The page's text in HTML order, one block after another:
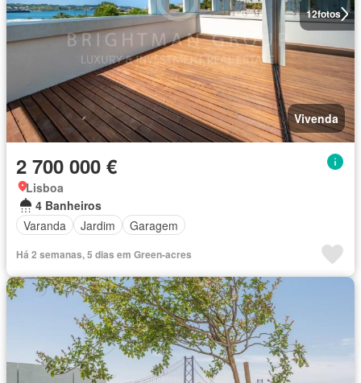
12fotos
Vivenda
2 700 000 €
Lisboa
4 Banheiros
Varanda
Jardim Garagem
Há 2 semanas, 5 dias em Green-acres